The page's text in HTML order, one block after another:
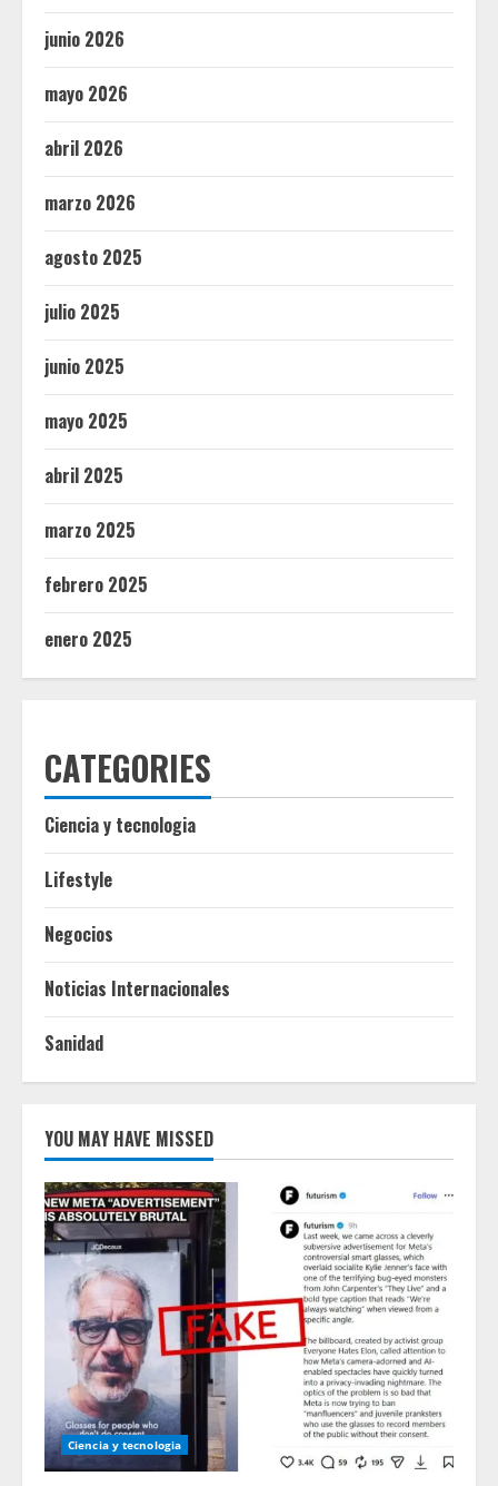
junio 2026
mayo 2026
abril 2026
marzo 2026
agosto 2025
julio 2025
junio 2025
mayo 2025
abril 2025
marzo 2025
febrero 2025
enero 2025
CATEGORIES
Ciencia y tecnologia
Lifestyle
Negocios
Noticias Internacionales
Sanidad
YOU MAY HAVE MISSED
Ciencia y tecnologia